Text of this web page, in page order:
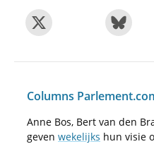
Columns
Anne Bos, Bert van den
geven wekelijks hun visie